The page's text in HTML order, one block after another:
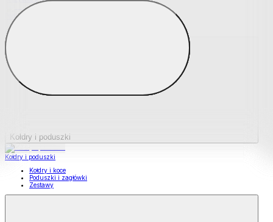
Podkładki na materace
Materace nawierzchniowe
Kołdry i poduszki
Kołdry i poduszki
Kołdry i koce
Poduszki i zagłówki
Zestawy